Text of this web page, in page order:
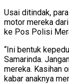
Usai ditindak,
motor mereka
ke Pos Polisi
“Ini bentuk
Samarinda.
mereka. Kasihan
kabar anaknya